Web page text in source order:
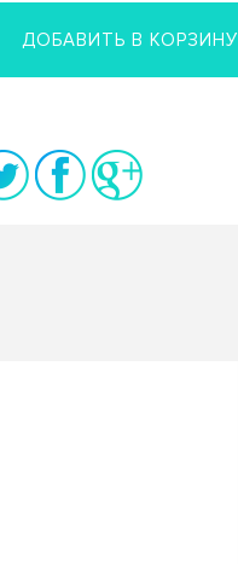
ДОБАВИТЬ В КОРЗИНУ